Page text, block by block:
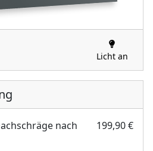
Licht an
nach
199,90 €